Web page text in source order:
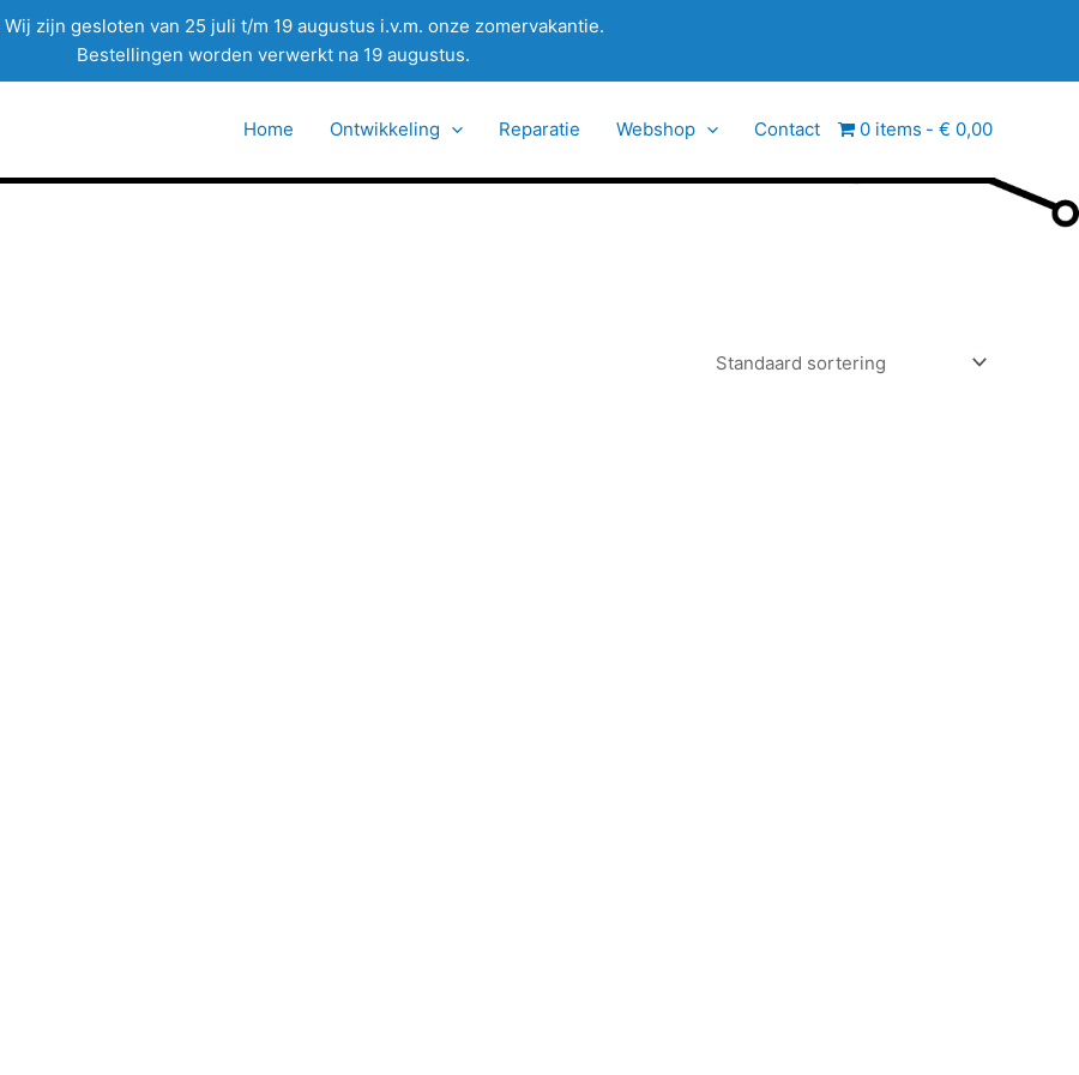
Wij zijn gesloten van 25 juli t/m 19 augustus i.v.m. onze zomervakantie.
Bestellingen worden verwerkt na 19 augustus.
Home Ontwikkeling Reparatie Webshop Contact 0 items € 0,00